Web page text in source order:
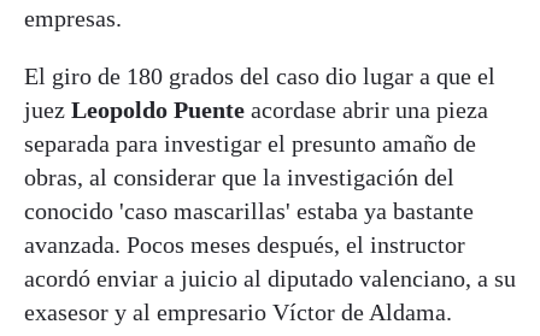
empresas.
El giro de 180 grados del caso dio lugar a que el
juez Leopoldo Puente acordase abrir una pieza
separada para investigar el presunto amaño de
obras, al considerar que la investigación del
conocido 'caso mascarillas' estaba ya bastante
avanzada. Pocos meses después, el instructor
acordó enviar a juicio al diputado valenciano, a su
exasesor y al empresario Víctor de Aldama.